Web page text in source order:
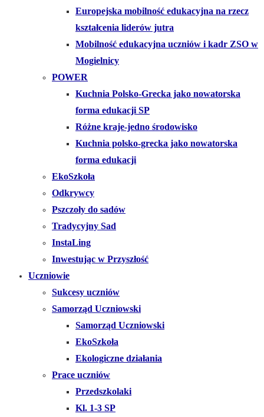
Europejska mobilność edukacyjna na rzecz
kształcenia liderów jutra
Mobilność edukacyjna uczniów i kadr ZSO w
Mogielnicy
POWER
Kuchnia Polsko-Grecka jako nowatorska
forma edukacji SP
Różne kraje-jedno środowisko
Kuchnia polsko-grecka jako nowatorska
forma edukacji
EkoSzkoła
Odkrywcy
Pszczoły do sadów
Tradycyjny Sad
InstaLing
Inwestując w Przyszłość
Uczniowie
Sukcesy uczniów
Samorząd Uczniowski
Samorząd Uczniowski
EkoSzkoła
Ekologiczne działania
Prace uczniów
Przedszkolaki
Kl. 1-3 SP